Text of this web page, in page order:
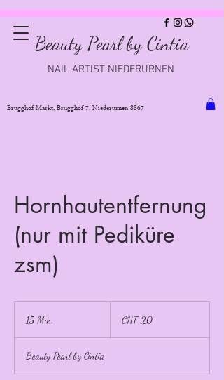
Beauty Pearl by Cintia
Brugghof Markt, Brugghof 7, Niederurnen 8867
NAIL ARTIST NIEDERURNEN
Hornhautentfernung
(nur mit Pediküre
zsm)
15 Min.
i
n
Franken
CHF 20
Beauty Pearl by Cintia